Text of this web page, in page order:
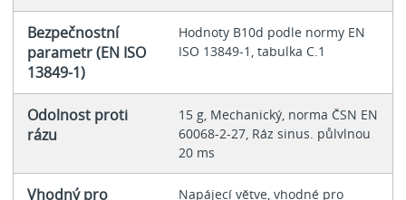
Bezpečnostní
parametr (EN ISO
13849-1)
Hodnoty B10d podle normy EN
ISO 13849-1, tabulka C.1
Odolnost proti
rázu
15 g, Mechanický, norma ČSN EN
60068-2-27, Ráz sinus. půlvlnou
20 ms
Vhodný pro Napájecí větve, vhodné pro